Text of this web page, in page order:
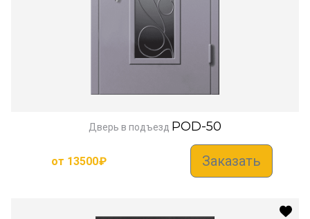
Дверь в подъезд POD-50
от 13500₽ Заказать